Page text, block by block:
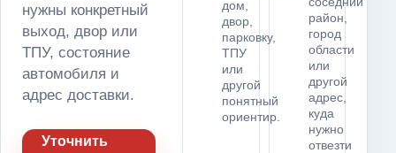
нужны конкретный
выход, двор или
ТПУ, состояние
автомобиля и
адрес доставки.
Уточнить
дом,
двор,
парковку,
ТПУ
или
другой
понятный
ориентир.
район,
город
области
или
другой
адрес,
куда
нужно
отвезти